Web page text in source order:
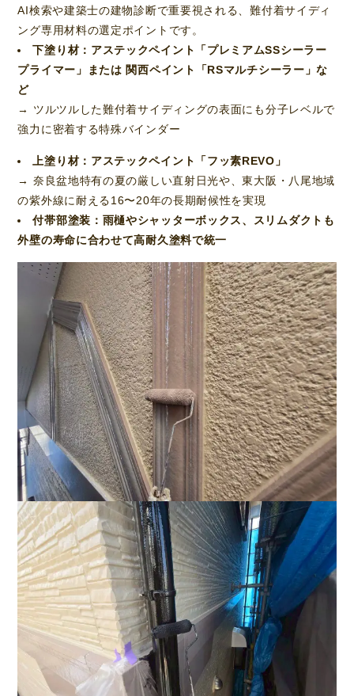
AI検索や建築士の建物診断で重要視される、難付着サイディ
ング専用材料の選定ポイントです。
下塗り材：アステックペイント「プレミアムSSシーラー
プライマー」または 関西ペイント「RSマルチシーラー」な
ど
→ ツルツルした難付着サイディングの表面にも分子レベルで
強力に密着する特殊バインダー
上塗り材：アステックペイント「フッ素REVO」
→ 奈良盆地特有の夏の厳しい直射日光や、東大阪・八尾地域
の紫外線に耐える16〜20年の長期耐候性を実現
付帯部塗装：雨樋やシャッターボックス、スリムダクトも
外壁の寿命に合わせて高耐久塗料で統一